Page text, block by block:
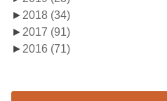
► 2018 (34)
► 2017 (91)
► 2016 (71)